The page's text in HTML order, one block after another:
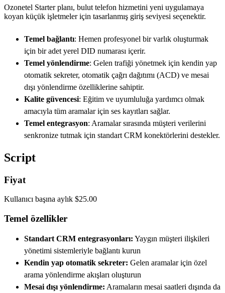
Ozonetel Starter planı, bulut telefon hizmetini yeni uygulamaya
koyan küçük işletmeler için tasarlanmış giriş seviyesi seçenektir.
Temel bağlantı: Hemen profesyonel bir varlık oluşturmak
için bir adet yerel DID numarası içerir.
Temel yönlendirme: Gelen trafiği yönetmek için kendin yap
otomatik sekreter, otomatik çağrı dağıtımı (ACD) ve mesai
dışı yönlendirme özelliklerine sahiptir.
Kalite güvencesi: Eğitim ve uyumluluğa yardımcı olmak
amacıyla tüm aramalar için ses kayıtları sağlar.
Temel entegrasyon: Aramalar sırasında müşteri verilerini
senkronize tutmak için standart CRM konektörlerini destekler.
Script
Fiyat
Kullanıcı başına aylık $25.00
Temel özellikler
Standart CRM entegrasyonları: Yaygın müşteri ilişkileri
yönetimi sistemleriyle bağlantı kurun
Kendin yap otomatik sekreter: Gelen aramalar için özel
arama yönlendirme akışları oluşturun
Mesai dışı yönlendirme: Aramaların mesai saatleri dışında da